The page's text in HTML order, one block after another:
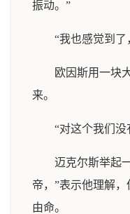
振动。”
“我也感觉到了
欧因斯用一块
来。
“对这个我们
迈克尔斯举起
帝，”表示他理解
由命。